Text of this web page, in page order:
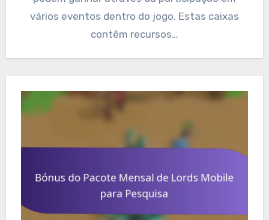
vários eventos dentro do jogo. Estas caixas
contêm recursos…